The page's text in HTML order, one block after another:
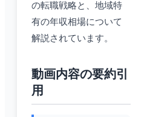
の転職戦略と、地域特
有の年収相場について
解説されています。
動画内容の要約引
用